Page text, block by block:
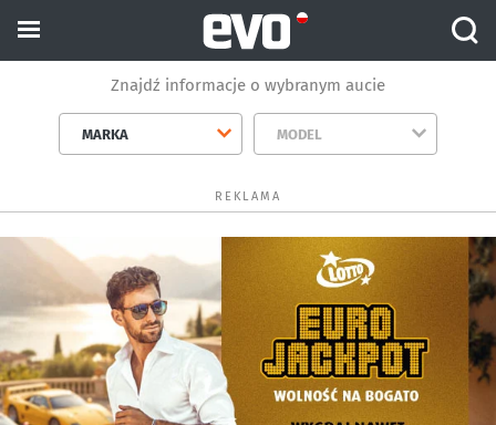
Znajdź informacje o wybranym aucie
MARKA MODEL
REKLAMA